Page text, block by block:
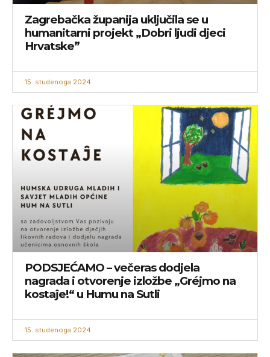
Zagrebačka županija uključila se u
humanitarni projekt „Dobri ljudi djeci
Hrvatske”
15. studenoga 2024.
PODSJEĆAMO – večeras dodjela
nagrada i otvorenje izložbe „Gréjmo na
kostaĵe!“ u Humu na Sutli
15. studenoga 2024.